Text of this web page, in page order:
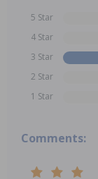
5 Star
4 Star
3 Star
2 Star
1 Star
Comments: